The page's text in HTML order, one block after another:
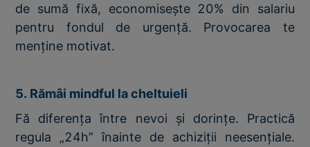
de sumă fixă, economisește 20% din salariu
pentru fondul de urgență. Provocarea te
menține motivat.
5. Rămâi mindful la cheltuieli
Fă diferența între nevoi și dorințe. Practică
regula „24h” înainte de achiziții neesențiale.